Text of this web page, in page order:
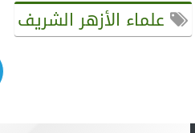
علماء الأزهر الشريف